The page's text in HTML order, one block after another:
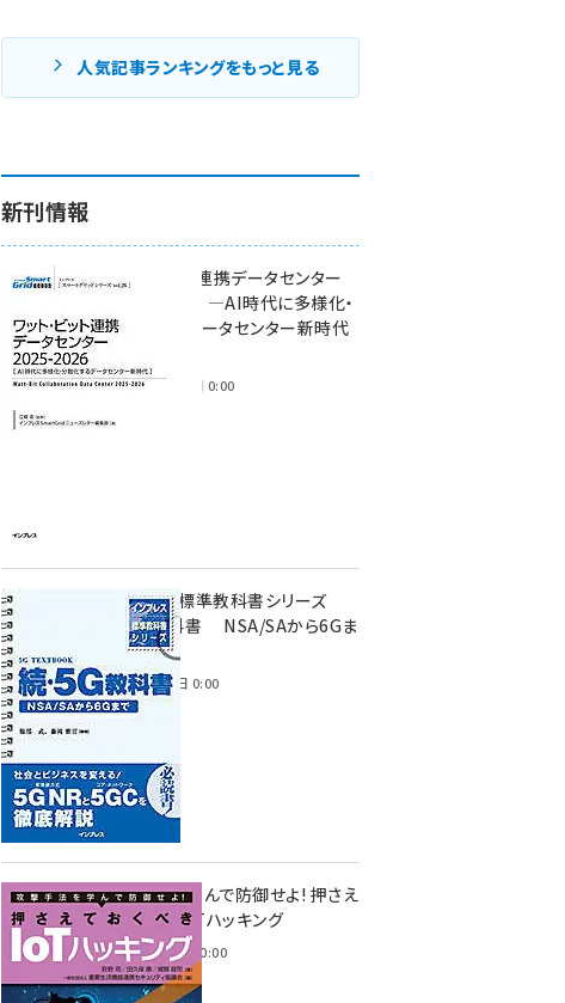
人気記事ランキングをもっと見る
新刊情報
ワット・ビット連携データセンター
2025-2026 ―AI時代に多様化・
分散化するデータセンター新時代
2025年11月28日 0:00
インプレス標準教科書シリーズ
続・5G教科書 NSA/SAから6Gま
2023年4月3日 0:00
攻撃手法を学んで防御せよ! 押さえ
ておくべきIoTハッキング
2022年6月14日 0:00